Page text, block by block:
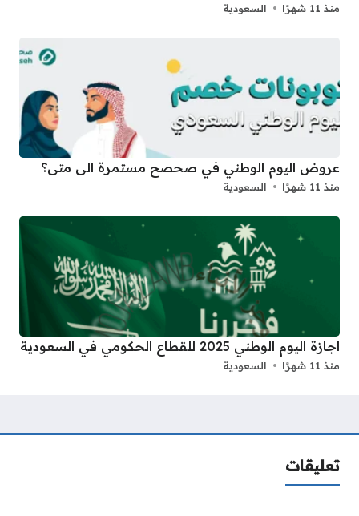
منذ 11 شهرًا السعودية
عروض اليوم الوطني في صحصح مستمرة الى متى؟
منذ 11 شهرًا السعودية
اجازة اليوم الوطني 2025 للقطاع الحكومي في السعودية
منذ 11 شهرًا السعودية
تعليقات